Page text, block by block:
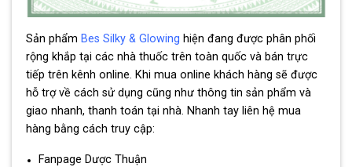
Sản phẩm Bes Silky & Glowing hiện đang được phân phối
rộng khắp tại các nhà thuốc trên toàn quốc và bán trực
tiếp trên kênh online. Khi mua online khách hàng sẽ được
hỗ trợ về cách sử dụng cũng như thông tin sản phẩm và
giao nhanh, thanh toán tại nhà. Nhanh tay liên hệ mua
hàng bằng cách truy cập:
Fanpage Dược Thuận